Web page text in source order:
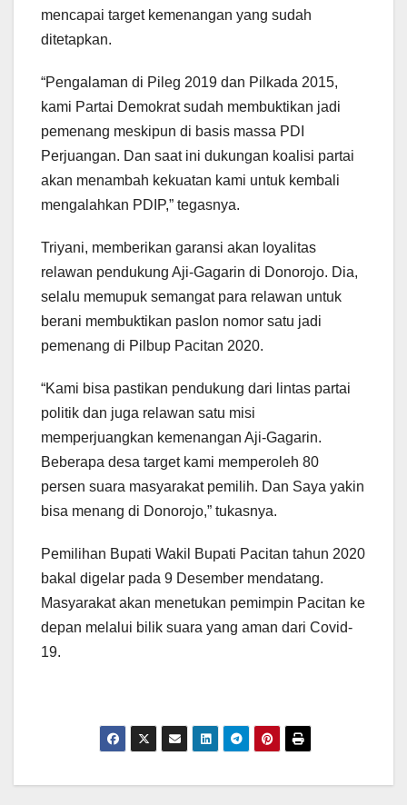
mencapai target kemenangan yang sudah
ditetapkan.
“Pengalaman di Pileg 2019 dan Pilkada 2015,
kami Partai Demokrat sudah membuktikan jadi
pemenang meskipun di basis massa PDI
Perjuangan. Dan saat ini dukungan koalisi partai
akan menambah kekuatan kami untuk kembali
mengalahkan PDIP,” tegasnya.
Triyani, memberikan garansi akan loyalitas
relawan pendukung Aji-Gagarin di Donorojo. Dia,
selalu memupuk semangat para relawan untuk
berani membuktikan paslon nomor satu jadi
pemenang di Pilbup Pacitan 2020.
“Kami bisa pastikan pendukung dari lintas partai
politik dan juga relawan satu misi
memperjuangkan kemenangan Aji-Gagarin.
Beberapa desa target kami memperoleh 80
persen suara masyarakat pemilih. Dan Saya yakin
bisa menang di Donorojo,” tukasnya.
Pemilihan Bupati Wakil Bupati Pacitan tahun 2020
bakal digelar pada 9 Desember mendatang.
Masyarakat akan menetukan pemimpin Pacitan ke
depan melalui bilik suara yang aman dari Covid-
19.